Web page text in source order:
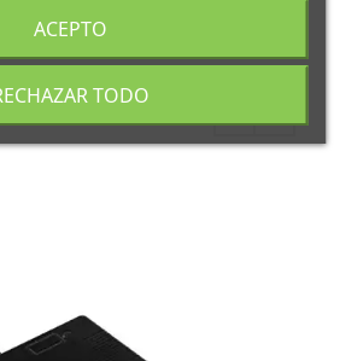
interesarle
TODO
ACEPTO